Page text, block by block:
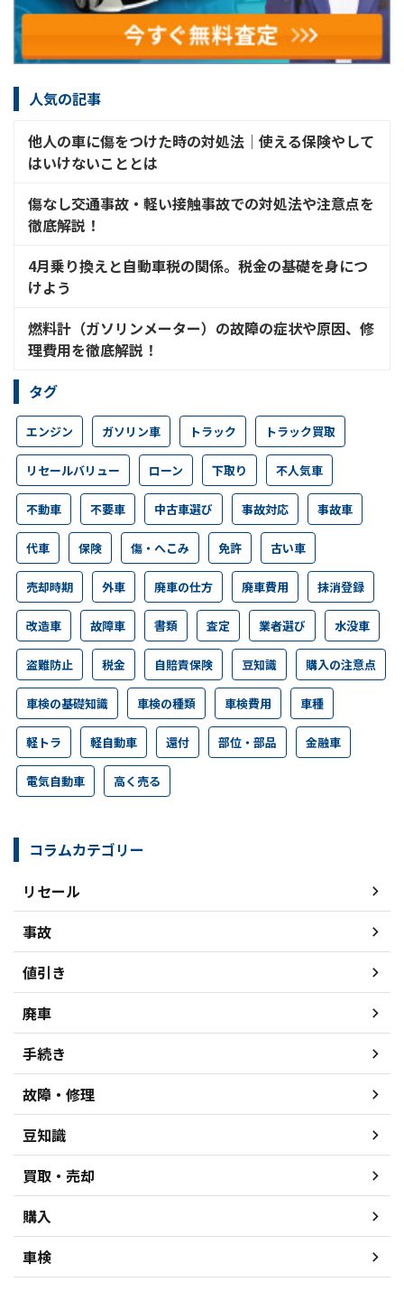
人気の記事
他人の車に傷をつけた時の対処法│使える保険やして
はいけないこととは
傷なし交通事故・軽い接触事故での対処法や注意点を
徹底解説！
4月乗り換えと自動車税の関係。税金の基礎を身につ
けよう
燃料計（ガソリンメーター）の故障の症状や原因、修
理費用を徹底解説！
タグ
エンジン ガソリン車 トラック トラック買取
リセールバリュー ローン 下取り 不人気車
不動車 不要車 中古車選び 事故対応 事故車
代車 保険 傷・へこみ 免許 古い車
売却時期 外車 廃車の仕方 廃車費用 抹消登録
改造車 故障車 書類 査定 業者選び 水没車
盗難防止 税金 自賠責保険 豆知識 購入の注意点
車検の基礎知識 車検の種類 車検費用 車種
軽トラ 軽自動車 還付 部位・部品 金融車
電気自動車 高く売る
コラムカテゴリー
リセール
事故
値引き
廃車
手続き
故障・修理
豆知識
買取・売却
購入
車検